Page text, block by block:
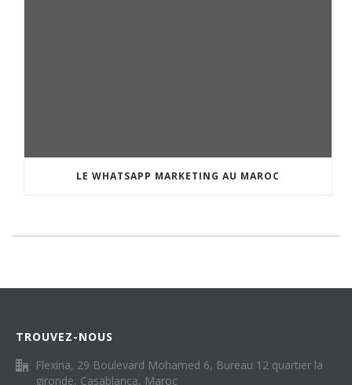
LE WHATSAPP MARKETING AU MAROC
TROUVEZ-NOUS
Flexina, 29 Boulevard Mohamed 6, Bureau 12 quartier la
gironde, Casablanca, Maroc